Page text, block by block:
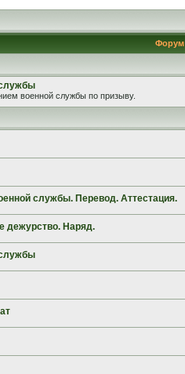
Форум
военной службы по призыву.
службы. Перевод. Аттестация.
дежурство. Наряд.